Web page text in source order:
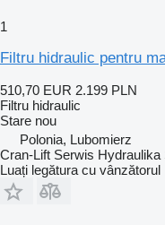
1
Filtru hidraulic pentru
510,70 EUR 2.199 PLN
Filtru hidraulic
Stare nou
Polonia, Lubomierz
Cran-Lift Serwis Hydraulika
Luați legătura cu vânzătorul